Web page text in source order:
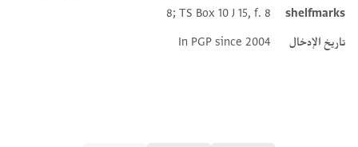
shelfmarks
8; TS Box 10 J 15, f. 8
تاريخ الإدخال
In PGP since 2004